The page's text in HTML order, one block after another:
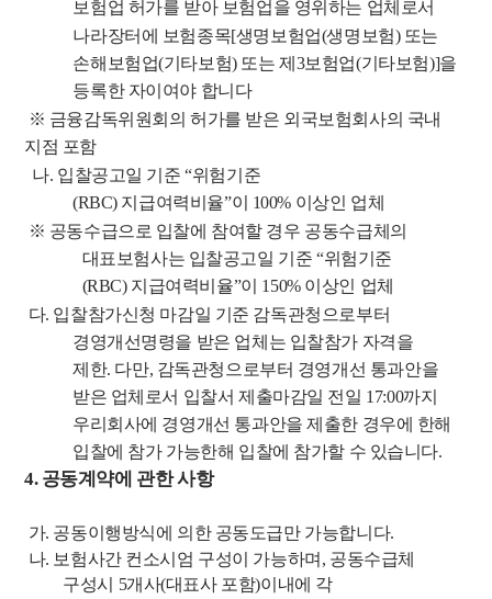
보험업 허가를 받아 보험업을 영위하는 업체로서
나라장터에
보험종목[생명보험업(생명보험) 또는
손해보험업(기타보험) 또는 제 3보험업(기타보험)]을
등록한 자이여야 합니다
※ 금융감독위원회의 허가를 받은 외국보험회사의 국내
지점 포함
나. 입찰공고일 기준“위험기준
(RBC) 지급여력비율”이 100% 이상인 업체
※ 공동수급으로 입찰에 참여할 경우 공동수급체의
대표보험사는 입찰공고일 기준 “위험기준
(RBC) 지급여력비율”이 150% 이상인 업체
다. 입찰참가신청 마감일 기준 감독관청으로부터
경영개선명령을 받은 업체는 입찰참가 자격을
제한. 다만, 감독관청으로부터 경영개선 통과안을
받은 업체로서 입찰서 제출마감일 전일 17:00까지
우리회사에 경영개선 통과안을 제출한 경우에 한해
입찰에 참가 가능한해 입찰에 참가할 수 있습니다.
4. 공동계약에 관한 사항
가. 공동이행방식에 의한 공동도급만 가능합니다.
나. 보험사간 컨소시엄 구성이 가능하며 , 공동수급체
구성시 5개사(대표사 포함)이내에 각